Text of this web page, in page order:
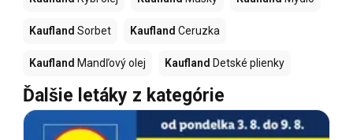
Kaufland Sorbet Kaufland Ceruzka
Kaufland Mandľový olej Kaufland Detské plienky
Ďalšie letáky z kategórie